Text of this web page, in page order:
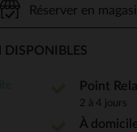
de
Réserver en
Point
2 à 4 jours
À